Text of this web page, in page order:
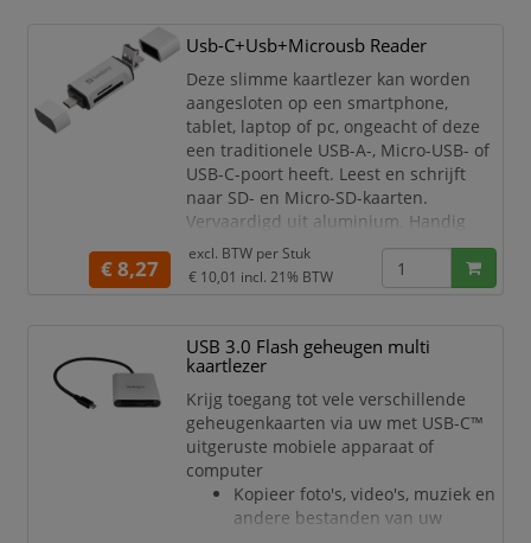
een back-up van bestanden waar u ook
bent, in het veld of terug in de studio.
Toegang met hoge prestaties tot
bestanden
Profiteer
Usb-C+Usb+Microusb Reader
Deze slimme kaartlezer kan worden
aangesloten op een smartphone,
tablet, laptop of pc, ongeacht of deze
een traditionele USB-A-, Micro-USB- of
USB-C-poort heeft. Leest en schrijft
naar SD- en Micro-SD-kaarten.
Vervaardigd uit aluminium. Handig
formaat, optimale snelheid.
Ondersteunde typen
SDHC-serie
SDXC-serie
MMC-serie
T-Flash/Micro SD (geen adapter
nodig)
€ 8,27
excl. BTW per Stuk
€ 10,01 incl. 21% BTW
USB 3.0 Flash geheugen multi
kaartlezer
Krijg toegang tot vele verschillende
geheugenkaarten via uw met USB-C™
uitgeruste mobiele apparaat of
computer
Kopieer foto's, video's, muziek en
andere bestanden van uw